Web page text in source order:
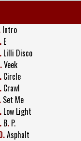
Intro
E
Lilli Disco
Veek
Circle
Crawl
Set Me
Low Light
B. P.
Asphalt